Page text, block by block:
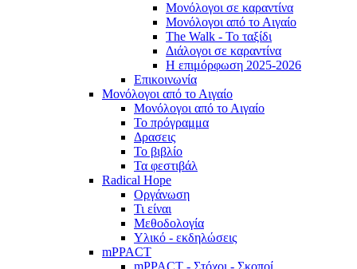
Μονόλογοι σε καραντίνα
Μονόλογοι από το Αιγαίο
The Walk - Το ταξίδι
Διάλογοι σε καραντίνα
Η επιμόρφωση 2025-2026
Επικοινωνία
Μονόλογοι από το Αιγαίο
Μονόλογοι από το Αιγαίο
Το πρόγραμμα
Δρασεις
Το βιβλίο
Τα φεστιβάλ
Radical Hope
Οργάνωση
Τι είναι
Μεθοδολογία
Υλικό - εκδηλώσεις
mPPACT
mPPACT - Στόχοι - Σκοποί